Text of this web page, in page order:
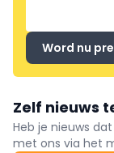
Word nu
Zelf nieuws
Heb je nieuws
met ons via het